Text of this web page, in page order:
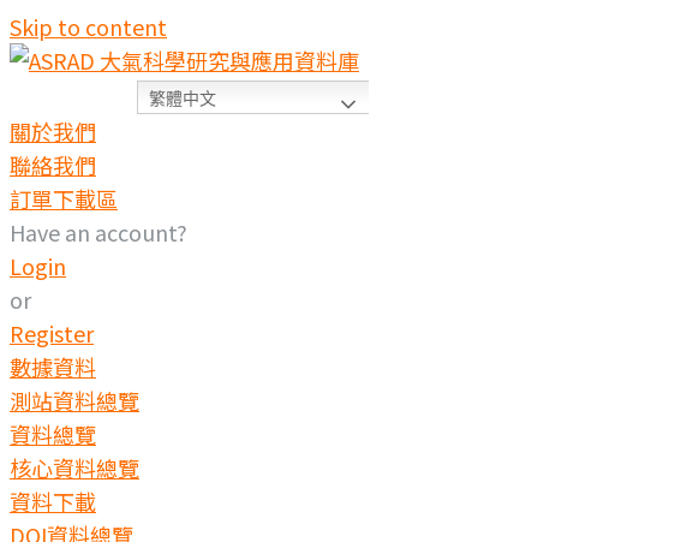
Skip to content
繁體中文
關於我們
聯絡我們
訂單下載區
Have an account?
Login
or
Register
數據資料
測站資料總覽
資料總覽
核心資料總覽
資料下載
DOI資料總覽